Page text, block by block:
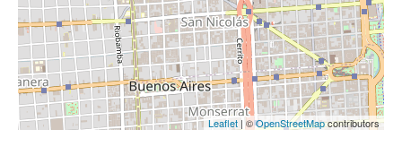
Leaflet | ©OpenStreetMapcontributors